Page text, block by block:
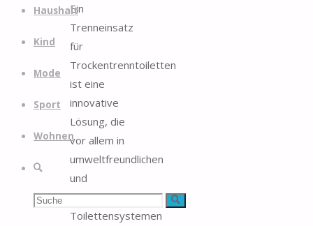
Haushalt
Kind
Mode
Sport
Wohnen
Suche
Suchen Suche
Ein
Trenneinsatz
für
Trockentrenntoiletten
ist eine
innovative
Lösung, die
vor allem in
umweltfreundlichen
und
nachhaltigen
Toilettensystemen